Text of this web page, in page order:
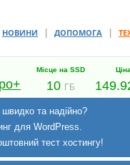
НОВИНИ | ДОПОМОГА |
Місце на SSD Ціна
10 ГБ
та надійно?
для WordPress.
тест хостингу!